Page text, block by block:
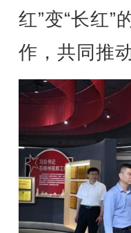
红”变“长红”
作，共同推